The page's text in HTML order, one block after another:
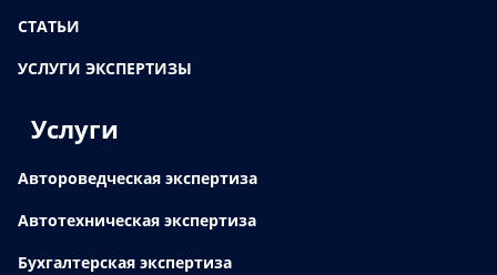
СТАТЬИ
УСЛУГИ ЭКСПЕРТИЗЫ
Услуги
Автороведческая экспертиза
Автотехническая экспертиза
Бухгалтерская экспертиза